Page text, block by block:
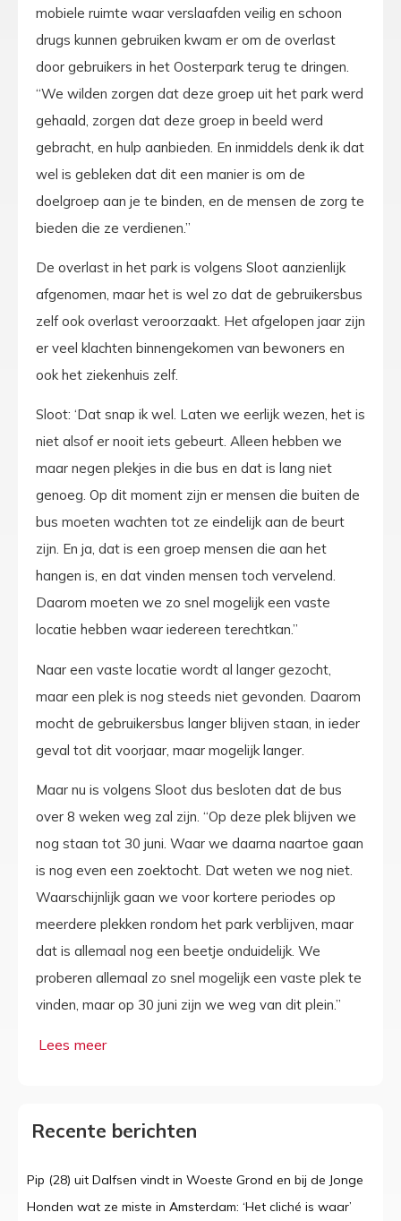
mobiele ruimte waar verslaafden veilig en schoon
drugs kunnen gebruiken kwam er om de overlast
door gebruikers in het Oosterpark terug te dringen.
“We wilden zorgen dat deze groep uit het park werd
gehaald, zorgen dat deze groep in beeld werd
gebracht, en hulp aanbieden. En inmiddels denk ik dat
wel is gebleken dat dit een manier is om de
doelgroep aan je te binden, en de mensen de zorg te
bieden die ze verdienen.”
De overlast in het park is volgens Sloot aanzienlijk
afgenomen, maar het is wel zo dat de gebruikersbus
zelf ook overlast veroorzaakt. Het afgelopen jaar zijn
er veel klachten binnengekomen van bewoners en
ook het ziekenhuis zelf.
Sloot: ‘Dat snap ik wel. Laten we eerlijk wezen, het is
niet alsof er nooit iets gebeurt. Alleen hebben we
maar negen plekjes in die bus en dat is lang niet
genoeg. Op dit moment zijn er mensen die buiten de
bus moeten wachten tot ze eindelijk aan de beurt
zijn. En ja, dat is een groep mensen die aan het
hangen is, en dat vinden mensen toch vervelend.
Daarom moeten we zo snel mogelijk een vaste
locatie hebben waar iedereen terechtkan.”
Naar een vaste locatie wordt al langer gezocht,
maar een plek is nog steeds niet gevonden. Daarom
mocht de gebruikersbus langer blijven staan, in ieder
geval tot dit voorjaar, maar mogelijk langer.
Maar nu is volgens Sloot dus besloten dat de bus
over 8 weken weg zal zijn. “Op deze plek blijven we
nog staan tot 30 juni. Waar we daarna naartoe gaan
is nog even een zoektocht. Dat weten we nog niet.
Waarschijnlijk gaan we voor kortere periodes op
meerdere plekken rondom het park verblijven, maar
dat is allemaal nog een beetje onduidelijk. We
proberen allemaal zo snel mogelijk een vaste plek te
vinden, maar op 30 juni zijn we weg van dit plein.”
Recente berichten
Pip (28) uit Dalfsen vindt in Woeste Grond en bij de Jonge
Honden wat ze miste in Amsterdam: ‘Het cliché is waar’